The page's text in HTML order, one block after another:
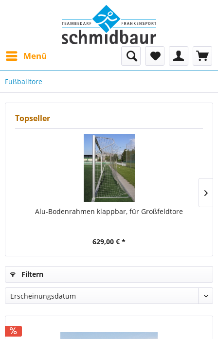
Menü
Fußballtore
Topseller
Alu-Bodenrahmen klappbar, für Großfeldtore
629,00 € *
Filtern